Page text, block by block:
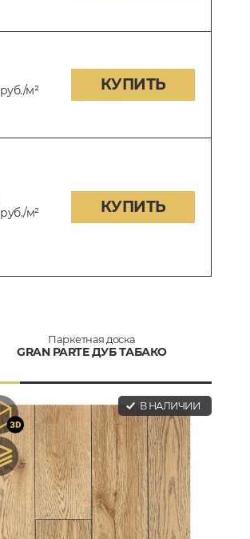
руб./м² КУПИТЬ
руб./м² КУПИТЬ
Паркетная доска
GRAN PARTE ДУБ ТАБАКО
В НАЛИЧИИ